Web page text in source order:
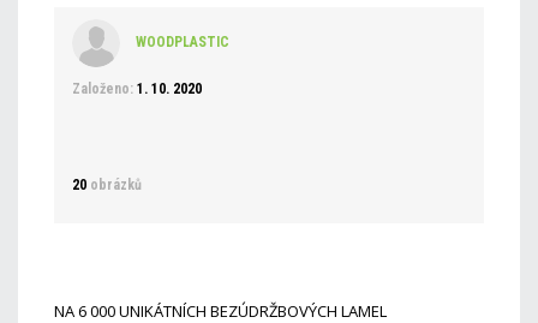
WOODPLASTIC
Založeno: 1. 10. 2020
20 obrázků
NA 6 000 UNIKÁTNÍCH BEZÚDRŽBOVÝCH LAMEL